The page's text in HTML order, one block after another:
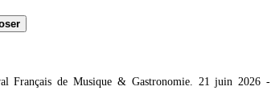
Français de Musique & Gastronomie. 21 juin 2026 -